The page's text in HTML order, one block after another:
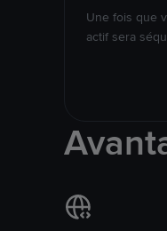
Une fois que
actif sera